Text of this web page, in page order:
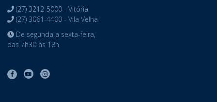
(27) 3212-5000 - Vitória
(27) 3061-4400 - Vila Velha
De segunda a sexta-feira,
das 7h30 às 18h